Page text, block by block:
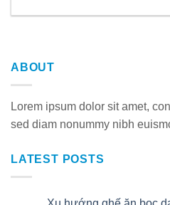
ABOUT
Lorem ipsum dolor sit amet,
sed diam nonummy nibh
LATEST POSTS